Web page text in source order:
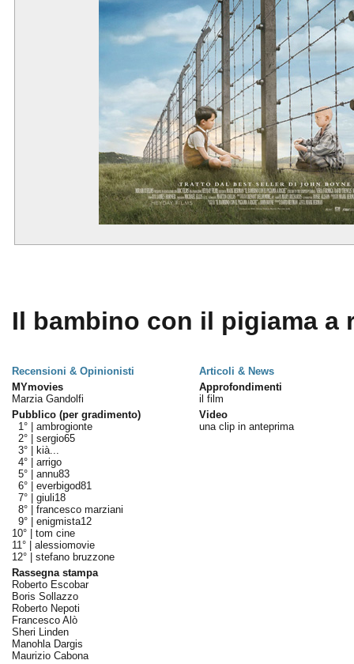
Il bambino con il pigiama a
Recensioni & Opinionisti
Articoli & News
MYmovies
Marzia Gandolfi
Pubblico (per gradimento)
1° | ambrogionte
2° | sergio65
3° |
kià...
4° | arrigo
5° | annu83
6° | everbigod81
7° | giuli18
8° | francesco marziani
9° | enigmista12
10° | tom cine
11° | alessiomovie
12° | stefano bruzzone
Rassegna stampa
Roberto Escobar
Boris Sollazzo
Roberto Nepoti
Francesco Alò
Sheri Linden
Manohla Dargis
Maurizio Cabona
Approfondimenti
il film
Video
una clip in anteprima